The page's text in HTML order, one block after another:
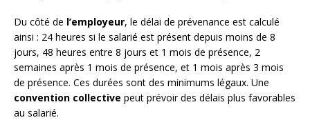
Du côté de l’employeur, le délai de prévenance est calculé
ainsi : 24 heures si le salarié est présent depuis moins de 8
jours, 48 heures entre 8 jours et 1 mois de présence, 2
semaines après 1 mois de présence, et 1 mois après 3 mois
de présence. Ces durées sont des minimums légaux. Une
convention collective peut prévoir des délais plus favorables
au salarié.